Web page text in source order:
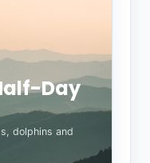
Day
dolphins and